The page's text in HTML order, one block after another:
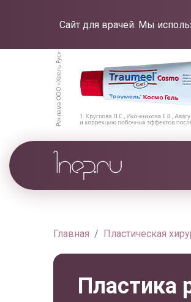
Сайт для врачей. Мы
Главная Пластическая
Пластика